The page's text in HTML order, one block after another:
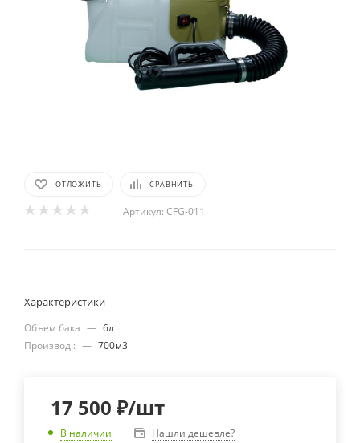
ОТЛОЖИТЬ СРАВНИТЬ
Артикул: CFG-011
Характеристики
Объем бака — 6л
Производ.: — 700м3
17 500 ₽/шт
В наличии Нашли дешевле?